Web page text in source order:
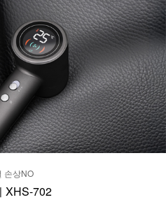
손상NO
XHS-702